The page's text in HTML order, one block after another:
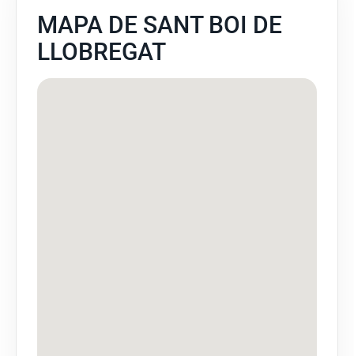
MAPA DE SANT BOI DE
LLOBREGAT